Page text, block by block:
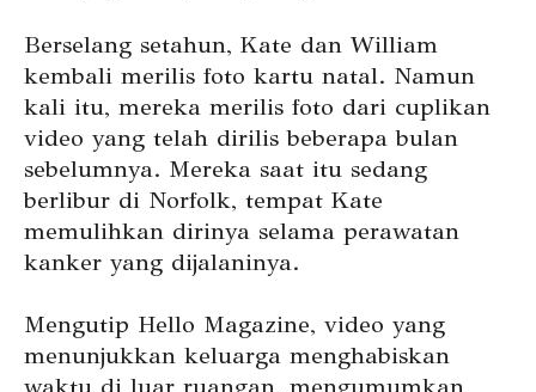
Berselang setahun, Kate dan William
kembali merilis foto kartu natal. Namun
kali itu, mereka merilis foto dari cuplikan
video yang telah dirilis beberapa bulan
sebelumnya. Mereka saat itu sedang
berlibur di Norfolk, tempat Kate
memulihkan dirinya selama perawatan
kanker yang dijalaninya.
Mengutip Hello Magazine, video yang
menunjukkan keluarga menghabiskan